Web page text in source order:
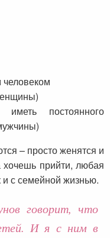
постоянного
– просто женятся и
прийти, любая
и с семейной жизнью.
говорит, что
И я с ним в